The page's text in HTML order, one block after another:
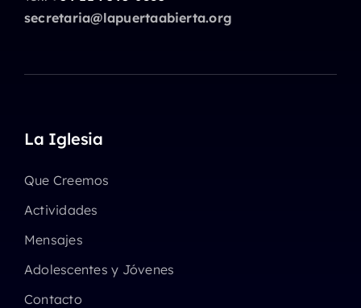
secretaria@lapuertaabierta.org
La Iglesia
Que Creemos
Actividades
Mensajes
Adolescentes y Jóvenes
Contacto